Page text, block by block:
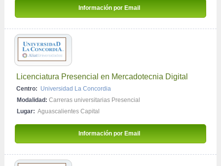
Información por Email
Licenciatura Presencial en Mercadotecnia Digital
Centro: Universidad La Concordia
Modalidad: Carreras universitarias Presencial
Lugar: Aguascalientes Capital
Información por Email